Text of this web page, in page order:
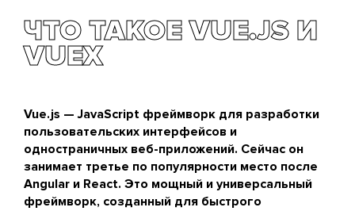
ЧТО ТАКОЕ VUE.JS И
VUEX
Vue.js — JavaScript фреймворк для разработки
пользовательских интерфейсов и
одностраничных веб-приложений. Сейчас он
занимает третье по популярности место после
Angular и React. Это мощный и универсальный
фреймворк, созданный для быстрого